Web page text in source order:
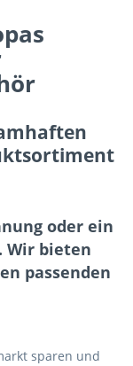
oder ein
Wir bieten
passenden
sparen und